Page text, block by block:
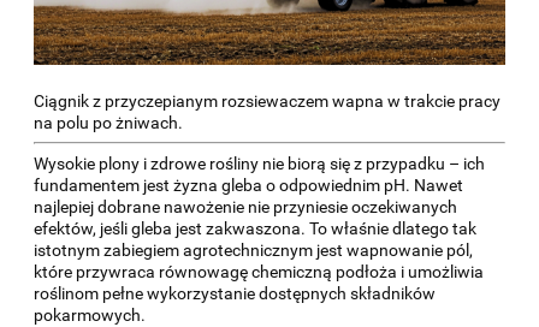
Ciągnik z przyczepianym rozsiewaczem wapna w trakcie pracy
na polu po żniwach.
Wysokie plony i zdrowe rośliny nie biorą się z przypadku – ich
fundamentem jest żyzna gleba o odpowiednim pH. Nawet
najlepiej dobrane nawożenie nie przyniesie oczekiwanych
efektów, jeśli gleba jest zakwaszona. To właśnie dlatego tak
istotnym zabiegiem agrotechnicznym jest wapnowanie pól,
które przywraca równowagę chemiczną podłoża i umożliwia
roślinom pełne wykorzystanie dostępnych składników
pokarmowych.